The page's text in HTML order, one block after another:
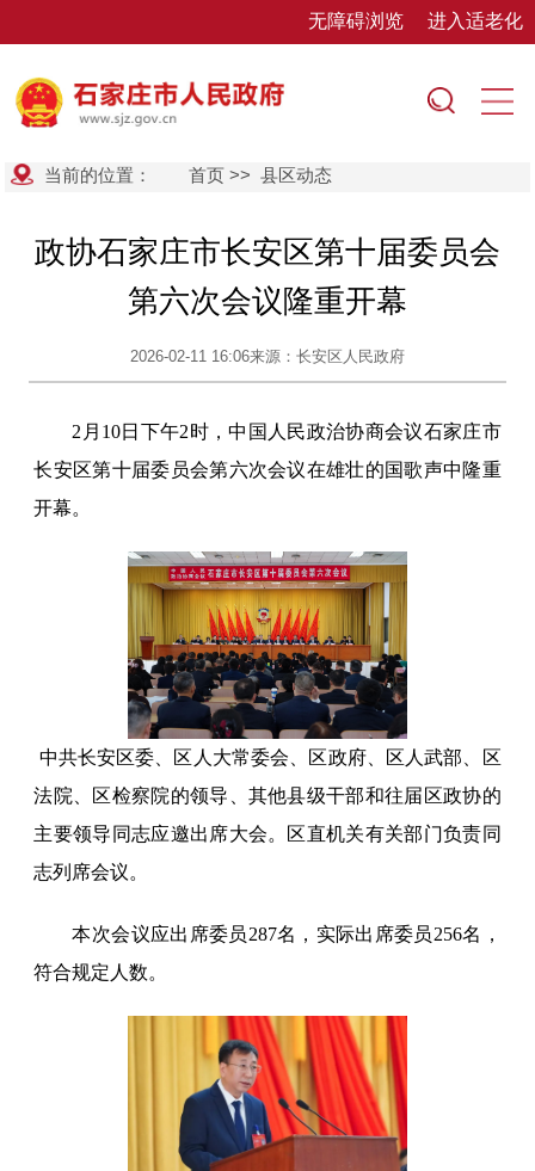
无障碍浏览 进入适老化
当前的位置： 首页 >>县区动态
政协石家庄市长安区第十届委员会
第六次会议隆重开幕
2026-02-11 16:06来源：长安区人民政府
2月10日下午2时，中国人民政治协商会议石家庄市
长安区第十届委员会第六次会议在雄壮的国歌声中隆重
开幕。
中共长安区委、区人大常委会、区政府、区人武部、区
法院、区检察院的领导、其他县级干部和往届区政协的
主要领导同志应邀出席大会。区直机关有关部门负责同
志列席会议。
本次会议应出席委员287名，实际出席委员256名，
符合规定人数。